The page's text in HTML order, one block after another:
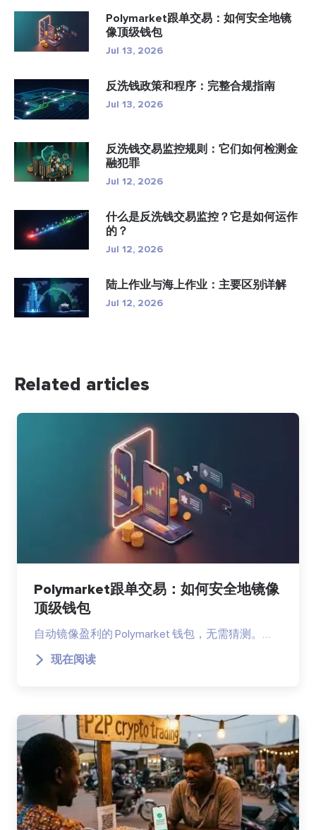
Polymarket跟单交易：如何安全地镜
像顶级钱包
Jul 13, 2026
反洗钱政策和程序：完整合规指南
Jul 13, 2026
反洗钱交易监控规则：它们如何检测金
融犯罪
Jul 12, 2026
什么是反洗钱交易监控？它是如何运作
的？
Jul 12, 2026
陆上作业与海上作业：主要区别详解
Jul 12, 2026
Related articles
Polymarket跟单交易：如何安全地镜像
顶级钱包
自动镜像盈利的 Polymarket 钱包，无需猜测。…
现在阅读